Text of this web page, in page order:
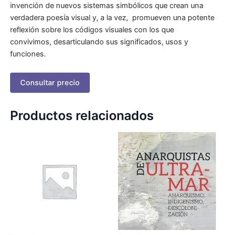
invención de nuevos sistemas simbólicos que crean una
verdadera poesía visual y, a la vez, promueven una potente
reflexión sobre los códigos visuales con los que
convivimos, desarticulando sus significados, usos y
funciones.
Consultar precio
Productos relacionados